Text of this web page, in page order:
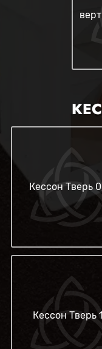
Кессон Тверь
Кессон Тверь